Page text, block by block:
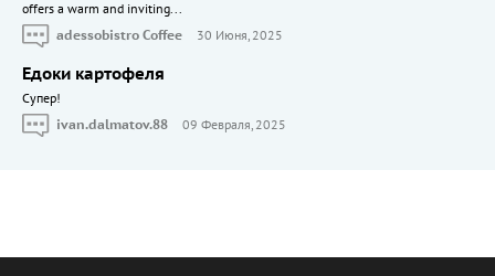
offers a warm and inviting...
adessobistro Coffee
30 Июня, 2025
Едоки картофеля
Cупер!
ivan.dalmatov.88
09 Февраля, 2025